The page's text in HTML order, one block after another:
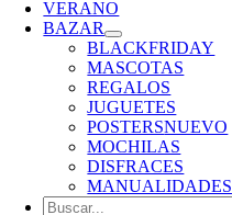
VERANO
BAZAR
BLACKFRIDAY
MASCOTAS
REGALOS
JUGUETES
POSTERSNUEVO
MOCHILAS
DISFRACES
MANUALIDADES
Buscar: